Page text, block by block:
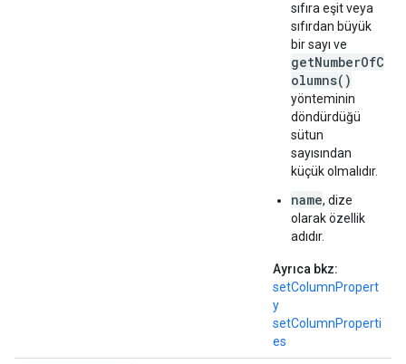
sıfıra eşit veya
sıfırdan büyük
bir sayı ve
getNumberOfC
olumns()
yönteminin
döndürdüğü
sütun
sayısından
küçük olmalıdır.
name, dize
olarak özellik
adıdır.
Ayrıca bkz:
setColumnPropert
y
setColumnProperti
es